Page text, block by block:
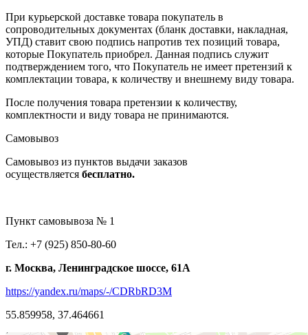
При курьерской доставке товара покупатель в
сопроводительных документах (бланк доставки, накладная,
УПД) ставит свою подпись напротив тех позиций товара,
которые Покупатель приобрел. Данная подпись служит
подтверждением того, что Покупатель не имеет претензий к
комплектации товара, к количеству и внешнему виду товара.
После получения товара претензии к количеству,
комплектности и виду товара не принимаются.
Самовывоз
Самовывоз из пунктов выдачи заказов
осуществляется бесплатно.
Пункт самовывоза № 1
Тел.: +7 (925) 850-80-60
г. Москва, Ленинградское шоссе, 61А
https://yandex.ru/maps/-/CDRbRD3M
55.859958, 37.464661